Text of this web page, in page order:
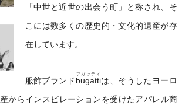
「中世と近世の出会う町」と称され、そ
こには数多くの歴史的・文化的遺産が存
在しています。
服飾ブランド bugatti
ブガッティ
は、そうしたヨーロ
からインスピレーションを受けたアパレル商